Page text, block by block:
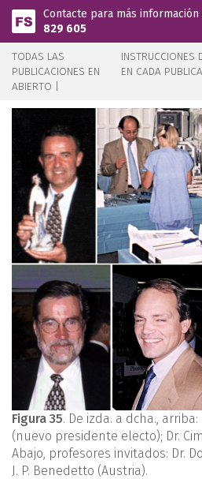
Pasar al contenido principal
Contacte para más
829 605
TODAS LAS
PUBLICACIONES EN
ABIERTO |
INSTRUCCIONES
EN CADA
Figura 35. De izda. a dcha.,
(nuevo presidente electo); Dr.
Abajo, profesores invitados: Dr.
J. P. Benedetto (Austria).